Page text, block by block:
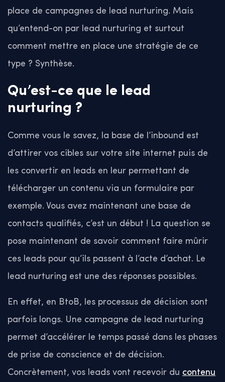
place de campagnes de lead nurturing. Mais
qu’entend-on par lead nurturing et surtout
comment mettre en place une stratégie de ce
type ? Synthèse.
Qu’est-ce que le lead
nurturing ?
Comme vous le savez, la base de l’inbound est
d’attirer vos cibles sur votre site internet puis de
les convertir en leads en leur permettant de
télécharger un contenu via un formulaire par
exemple. Vous avez maintenant une base de
contacts qualifiés, c’est un début ! La question se
pose maintenant de savoir comment faire mûrir
ces leads pour qu’ils passent à l’acte d’achat. Le
lead nurturing est une des réponses possibles.
En effet, en BtoB, les processus de décision sont
parfois longs. Une campagne de lead nurturing
permet d’accélérer le temps passé dans les phases
de prise de conscience et de décision.
Concrètement, vos leads vont recevoir du contenu